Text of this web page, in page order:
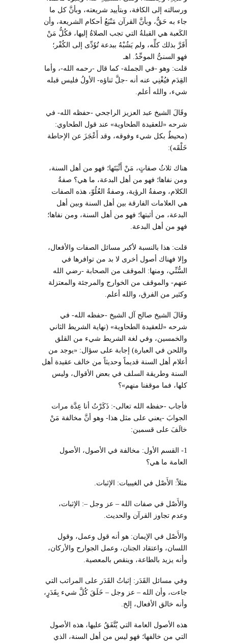
ورسالته إلى الكافة، وبتأييد شريعته، وبأنَّ كل ما
جاء به حَقٌّ، وبأنَّ القرآن مَنْبَعُ أحكام الشريعة، وأن
الكَعبة هي القبلةُ التي تجب الصلاةُ إليها، فكُلُّ مَنْ
أَقَرَّ بذلك كلِّه، ولم يَشُبْهُ ببدعة تُؤَدِّى إلى الكُفْر؛
فهو السنىُّ الموحِّدُ. اهـ
قلت: وهو -في الجملة- كما قال -رحمه الله-، وأما
القِدَم فيُغْنِي عنه أنه -جلَّ ثناؤه- الأولُ فليس قبله
شيء، والله أعلم.
وقَالَ الشيخ عبد العزيز الراجحي -حفظه الله- في
شرحه «للعقيدة الطحاوية» عند قول الطحاوي:
(محيطٌ بكل شيء وفوقه، وقد أَعْجَزَ عن الإحاطة
خَلْقَه):
هناك ثلاثُ صفاتٍ، مَنْ أَثْبَتَها؛ فهو من أهل السنة،
ومن نفاها؛ فهو من أهل البدعة، ما هي؟ صفةُ
الكلام، وصفةُ الرؤية، وصفةُ العُلُوّ، هذه الصفات
هي العلامات الفارقة بين أهل السنة وبين أهل
البدعة، من أثبتها؛ فهو من أهل السنة، ومن نفاها؛
فهو من أهل البدعة.
قلت: هذا بالنسبة لأكبر مسائل الصفات والأفعال،
وإلا فهناك أصول أخرى لا بد من توافرها في
السُّنِّي، ومنها: الموقف من الصحابة -رضي الله
عنهم- والموقف من الخوارج والمرجئة والمعتزلة
وكثير من الفرق، والله أعلم.
وقَالَ الشيخ صالح آل الشيخ -حفظه الله- في
شرحه «للعقيدة الطحاوية» (نهاية الشريط الثاني
والخمسين، وفي لغة الشريط شيء من القلق
واللحن في العبارة) إجابة على سؤال: «يوجد من
أعلام أهل السنة قديماً وحديثاً من خالف عقيدة أهل
السنة وطريقة السلف في بعض الأقوال، وليس
كلها، فما موقفنا منهم»؟
فأجاب -حفظه الله تعالى-: ذَكَرْتُ أنا عِدَّة مرات
الجوابَ -يعني على مثل هذا- وهو أنَّ مخالفة مَنْ
خالَفَ على قسمين:
1- القسم الأول: مخالفة في الأصول، الأصول
العامة ما هي؟
مثلاً: الأَصْل في الغيبيات: الإثبات.
والأَصْل في صفات الله – عز وجل –: الإثبات،
وعدم تجاوز القرآن والحديث.
والأَصْل في الإيمان: هو أنه قول وعمل، وقول
اللسان، واعتقاد الجنان، وعمل الجوارح والأركان،
وأنه يزيد بالطاعة، وينقص بالمعصية.
وفي مسائل القَدَر: إثباتُ القَدَر على المراتب التي
جاءت، وأن الله – عز وجل – خَلَقَ كُلَّ شيء بِقَدَرٍ،
وأنه خالق الأفعال، إلخ.
هذه الأصول العامة التي يُتَّفَقُ عليها، هذه الأصول
التي من خالفها؛ فهو ليس من أهل السنة، الذي